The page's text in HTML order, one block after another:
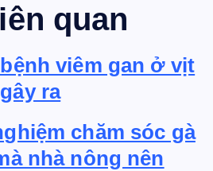
quan
viêm gan ở vịt
ra
chăm sóc gà
nhà nông nên